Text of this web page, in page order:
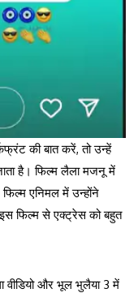
की बात करें, तो उन्हें
है। फिल्म लैला मजनू में
फिल्म एनिमल में उन्होंने
फिल्म से एक्ट्रेस को बहुत
वीडियो और भूल भुलैया 3 में